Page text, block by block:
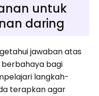
untuk
daring
jawaban atas
berbahaya bagi
langkah-
terapkan agar